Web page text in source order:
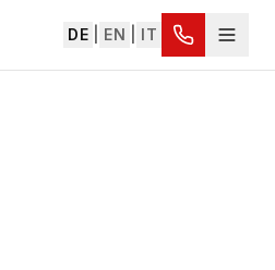
DE EN IT